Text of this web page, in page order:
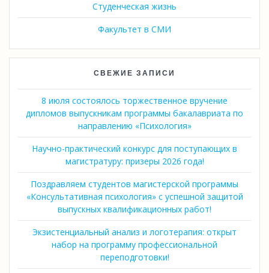
Студенческая жизнь
Факультет в СМИ
СВЕЖИЕ ЗАПИСИ
8 июля состоялось торжественное вручение
дипломов выпускникам программы бакалавриата по
направлению «Психология»
Научно-практический конкурс для поступающих в
магистратуру: призеры 2026 года!
Поздравляем студентов магистерской программы
«Консультативная психология» с успешной защитой
выпускных квалификационных работ!
Экзистенциальный анализ и логотерапия: открыт
набор на программу профессиональной
переподготовки!